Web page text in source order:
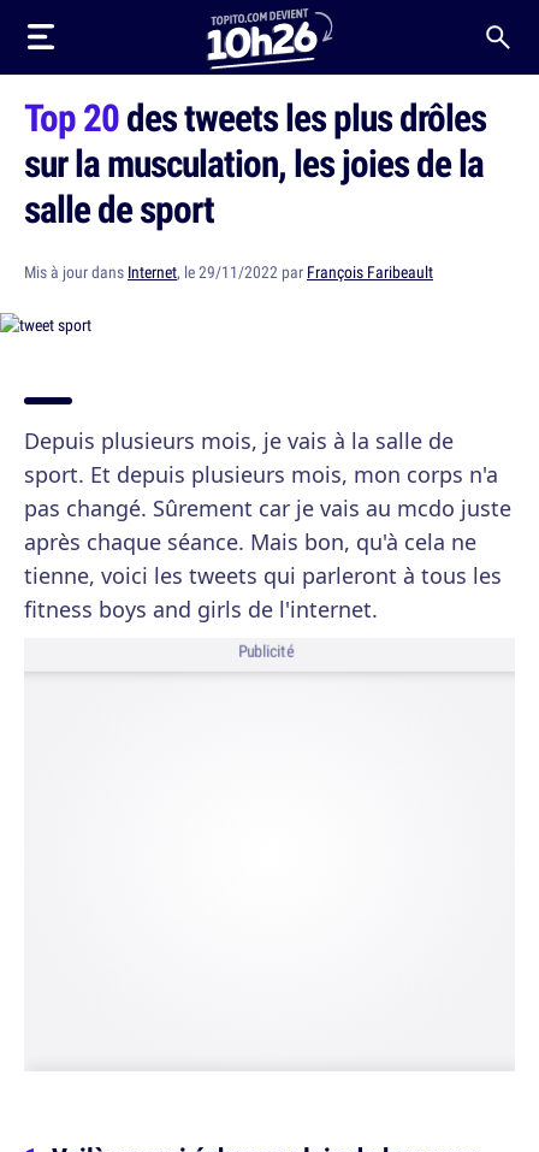
Top 20des tweets les plus drôles
sur la musculation, les joies de la
salle de sport
Mis à jour dans Internet, le 29/11/2022 par François Faribeault
Depuis plusieurs mois, je vais à la salle de
sport. Et depuis plusieurs mois, mon corps n'a
pas changé. Sûrement car je vais au mcdo juste
après chaque séance. Mais bon, qu'à cela ne
tienne, voici les tweets qui parleront à tous les
fitness boys and girls de l'internet.
Publicité